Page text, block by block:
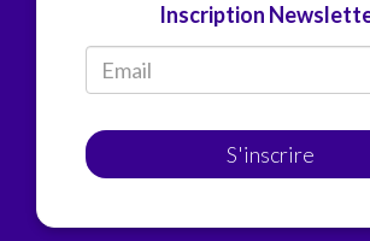
Inscription
S'inscrire